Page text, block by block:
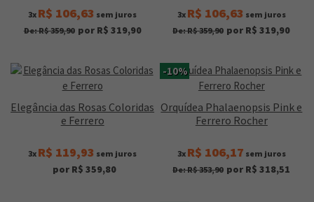
3x R$ 106,63 sem juros
De: R$ 359,90 por R$ 319,90
3x R$ 106,63 sem juros
De: R$ 359,90 por R$ 319,90
Elegância das Rosas Coloridas
e Ferrero
3x R$ 119,93 sem juros
por R$ 359,80
-10%
Orquídea Phalaenopsis Pink e
Ferrero Rocher
3x R$ 106,17 sem juros
De: R$ 353,90 por R$ 318,51